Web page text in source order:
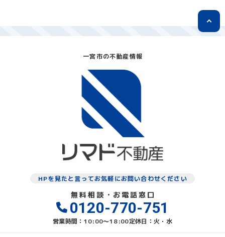
一宮市の不動産情報
HPを見たと言ってお気軽にお問い合わせください
無料相談・お電話窓口
0120-770-751
営業時間：10:00〜18:00定休日：火・水